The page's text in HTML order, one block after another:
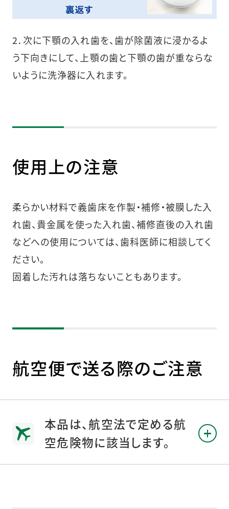
2．次に下顎の入れ歯を、歯が除菌液に浸かるよ
う下向きにして、上顎の歯と下顎の歯が重ならな
いように洗浄器に入れます。
使用上の注意
柔らかい材料で義歯床を作製・補修・被膜した入
れ歯、貴金属を使った入れ歯、補修直後の入れ歯
などへの使用については、歯科医師に相談してく
ださい。
固着した汚れは落ちないこともあります。
航空便で送る際のご注意
本品は、航空法で定める航
空危険物に該当します。